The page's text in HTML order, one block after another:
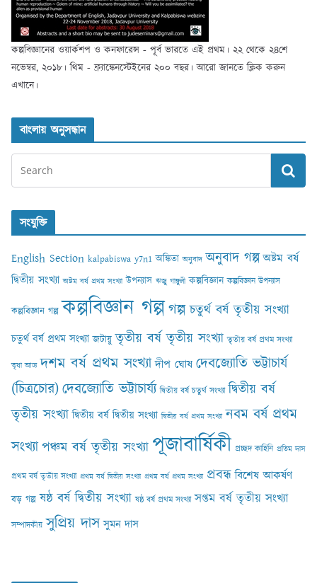
কল্পবিজ্ঞানের ওয়ার্কশপ ও কনফারেন্স - পূর্ব ভারতে এই প্রথম। ২২ থেকে ২৪শে
নভেম্বর, ২০১৮। থিম - ফ্র্যাঙ্কেনস্টেইনের ২০০ বছর। আরো জানতে ক্লিক করুন
এখানে।
বাংলায় অনুসন্ধান
সংযুক্তি
English Section kalpabiswa y7n1 অঙ্কিতা অনুবাদ অনুবাদ গল্প অষ্টম বর্ষ
দ্বিতীয় সংখ্যা অষ্টম বর্ষ প্রথম সংখ্যা উপন্যাস ঋজু গাঙ্গুলী কল্পবিজ্ঞান কল্পবিজ্ঞান উপন্যাস
কল্পবিজ্ঞান গল্প কল্পবিজ্ঞান গল্পগল্প চতুর্থ বর্ষ তৃতীয় সংখ্যা
চতুর্থ বর্ষ প্রথম সংখ্যা জটায়ু তৃতীয় বর্ষ তৃতীয় সংখ্যা তৃতীয় বর্ষ প্রথম সংখ্যা
তৃষা আঢ‍্য দশম বর্ষ প্রথম সংখ্যা দীপ ঘোষ দেবজ্যোতি ভট্টাচার্য
(চিত্রচোর)দেবজ্যোতি ভট্টাচার্য্য দ্বিতীয় বর্ষ চতুর্থ সংখ্যা দ্বিতীয় বর্ষ
তৃতীয় সংখ্যা দ্বিতীয় বর্ষ দ্বিতীয় সংখ্যা দ্বিতীয় বর্ষ প্রথম সংখ্যা নবম বর্ষ প্রথম
সংখ্যাপঞ্চম বর্ষ তৃতীয় সংখ্যা পূজাবার্ষিকী প্রচ্ছদ কাহিনি প্রতিম দাস
প্রথম বর্ষ তৃতীয় সংখ্যা প্রথম বর্ষ দ্বিতীয় সংখ্যা প্রথম বর্ষ প্রথম সংখ্যা প্রবন্ধ বিশেষ আকর্ষণ
বড় গল্প ষষ্ঠ বর্ষ দ্বিতীয় সংখ্যা ষষ্ঠ বর্ষ প্রথম সংখ্যা সপ্তম বর্ষ তৃতীয় সংখ্যা
সম্পাদকীয় সুপ্রিয় দাস সুমন দাস